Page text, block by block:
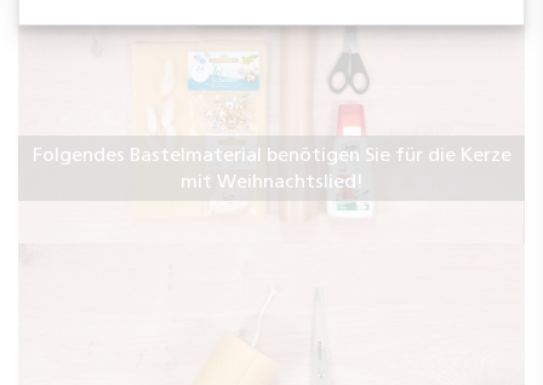
Folgendes Bastelmaterial benötigen Sie für die Kerze
mit Weihnachtslied!